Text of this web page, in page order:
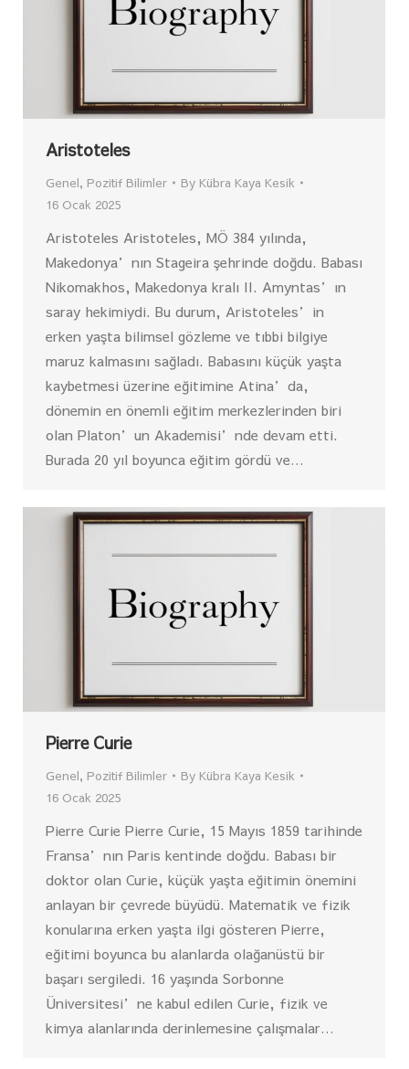
Aristoteles
Genel, Pozitif Bilimler By Kübra Kaya Kesik
16 Ocak 2025
Aristoteles Aristoteles, MÖ 384 yılında,
Makedonya’nın Stageira şehrinde doğdu. Babası
Nikomakhos, Makedonya kralı II. Amyntas’ın
saray hekimiydi. Bu durum, Aristoteles’in
erken yaşta bilimsel gözleme ve tıbbi bilgiye
maruz kalmasını sağladı. Babasını küçük yaşta
kaybetmesi üzerine eğitimine Atina’da,
dönemin en önemli eğitim merkezlerinden biri
olan Platon’un Akademisi’nde devam etti.
Burada 20 yıl boyunca eğitim gördü ve…
Pierre Curie
Genel, Pozitif Bilimler By Kübra Kaya Kesik
16 Ocak 2025
Pierre Curie Pierre Curie, 15 Mayıs 1859 tarihinde
Fransa’nın Paris kentinde doğdu. Babası bir
doktor olan Curie, küçük yaşta eğitimin önemini
anlayan bir çevrede büyüdü. Matematik ve fizik
konularına erken yaşta ilgi gösteren Pierre,
eğitimi boyunca bu alanlarda olağanüstü bir
başarı sergiledi. 16 yaşında Sorbonne
Üniversitesi’ne kabul edilen Curie, fizik ve
kimya alanlarında derinlemesine çalışmalar…